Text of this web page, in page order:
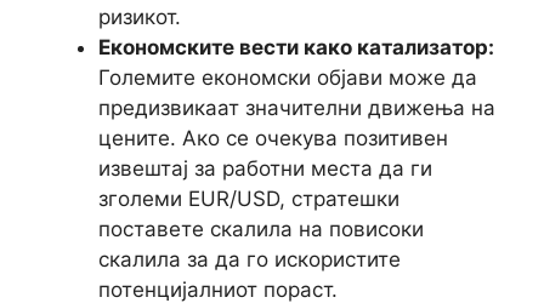
ризикот.
Економските вести како катализатор:
Големите економски објави може да
предизвикаат значителни движења на
цените. Ако се очекува позитивен
извештај за работни места да ги
зголеми EUR/USD, стратешки
поставете скалила на повисоки
скалила за да го искористите
потенцијалниот пораст.